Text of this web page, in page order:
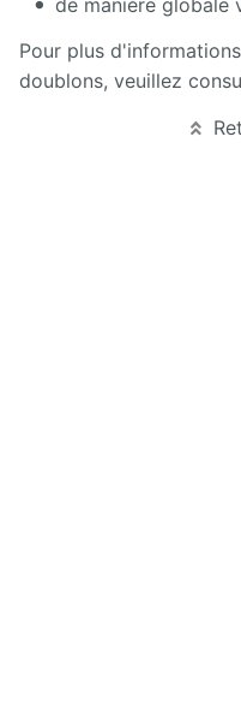
de manière globale
Pour plus
doublons, veuillez